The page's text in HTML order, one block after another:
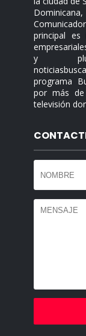
principal es
y
programa
por más
televisión